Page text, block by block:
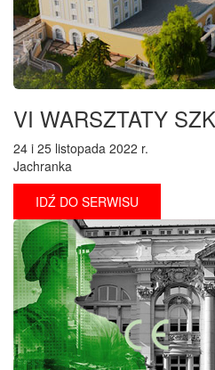
VI WARSZTATY
24 i 25 listopada 2022 r.
Jachranka
IDŹ DO SERWISU